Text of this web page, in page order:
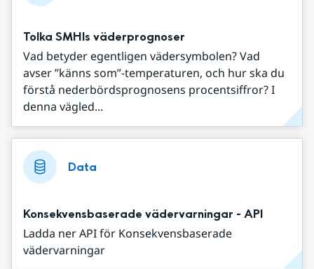
Tolka SMHIs väderprognoser
Vad betyder egentligen vädersymbolen? Vad
avser ”känns som”-temperaturen, och hur ska du
förstå nederbördsprognosens procentsiffror? I
denna vägled...
Data
Konsekvensbaserade vädervarningar - API
Ladda ner API för Konsekvensbaserade
vädervarningar